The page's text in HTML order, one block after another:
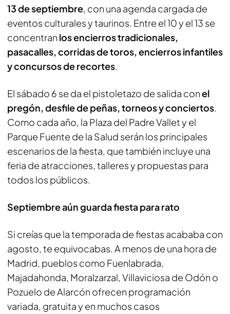
13 de septiembre, con una agenda cargada de
eventos culturales y taurinos. Entre el 10 y el 13 se
concentran los encierros tradicionales,
pasacalles, corridas de toros, encierros infantiles
y concursos de recortes.
El sábado 6 se da el pistoletazo de salida conel
pregón, desfile de peñas, torneos y conciertos.
Como cada año, la Plaza del Padre Vallet y el
Parque Fuente de la Salud serán los principales
escenarios de la fiesta, que también incluye una
feria de atracciones, talleres y propuestas para
todos los públicos.
Septiembre aún guarda fiesta para rato
Si creías que la temporada de fiestas acababa con
agosto, te equivocabas. A menos de una hora de
Madrid, pueblos como Fuenlabrada,
Majadahonda, Moralzarzal, Villaviciosa de Odón o
Pozuelo de Alarcón ofrecen programación
variada, gratuita y en muchos casos